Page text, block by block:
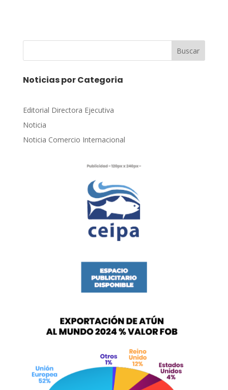
Buscar
Noticias por Categoria
Editorial Directora Ejecutiva
Noticia
Noticia Comercio Internacional